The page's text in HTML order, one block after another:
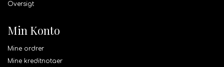
Oversigt
Min Konto
Mine ordrer
Mine kreditnotaer